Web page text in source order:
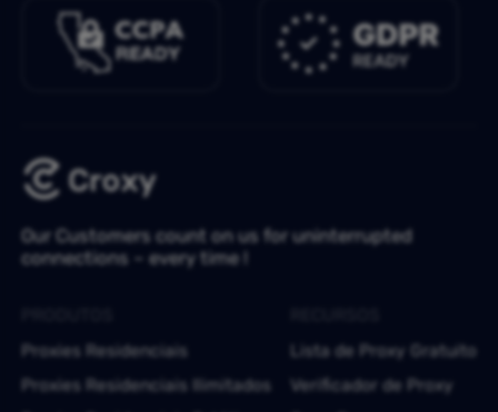
Our Customers count on us for uninterrupted
connections – every time !
Proxies Residenciais
Proxies Residenciais Ilimitados
Lista de Proxy Gratuito
Verificador de Proxy